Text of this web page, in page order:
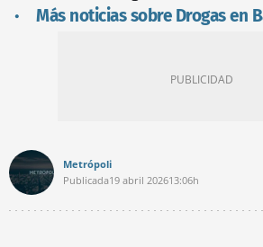
Más noticias sobre Drogas en
Metrópoli
Publicada19 abril 202613:06h